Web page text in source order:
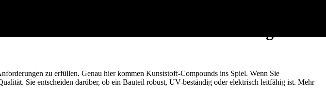
aus Standardkunststoffen echte High-
zu erfüllen. Genau hier kommen Kunststoff-Compounds ins Spiel. Wenn Sie
Sie entscheiden darüber, ob ein Bauteil robust, UV-beständig oder elektrisch leitfähig ist. Mehr